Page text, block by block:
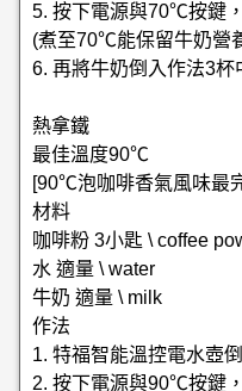
5. 按下電源與70℃按鍵
(煮至70℃能保留牛奶營
6. 再將牛奶倒入作法3杯
熱拿鐵
最佳溫度90℃
[90℃泡咖啡香氣風味最
材料
咖啡粉 3小匙 \ coffee
水 適量 \ water
牛奶 適量 \ milk
作法
1. 特福智能溫控電水壺
2. 按下電源與90℃按鍵